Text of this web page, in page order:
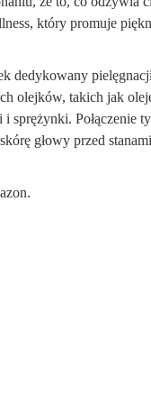
który promuje
dedykowany pielęgnacji
olejków, takich jak
sprężynki. Połączenie
głowy przed stanami